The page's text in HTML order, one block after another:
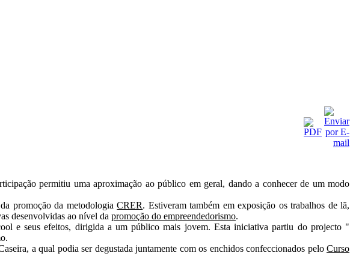
permitiu uma aproximação ao público em geral, dando a conhecer de um modo
promoção da metodologiaCRER. Estiveram também em exposição os trabalhos de lã,
desenvolvidas ao nível da promoção do empreendedorismo.
e seus efeitos, dirigida a um público mais jovem. Esta iniciativa partiu do projecto "
a qual podia ser degustada juntamente com os enchidos confeccionados peloCurso